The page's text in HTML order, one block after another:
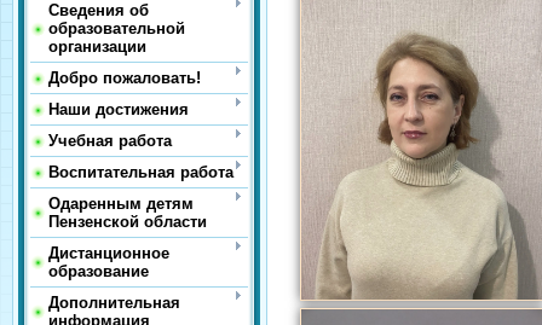
Сведения об
образовательной
организации
Добро пожаловать!
Наши достижения
Учебная работа
Воспитательная работа
Одаренным детям
Пензенской области
Дистанционное
образование
Дополнительная
информация